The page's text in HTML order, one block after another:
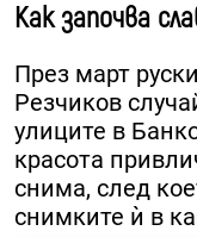
Как започва
През март
Резчиков
улиците в
красота
снима, след
снимките ѝ в